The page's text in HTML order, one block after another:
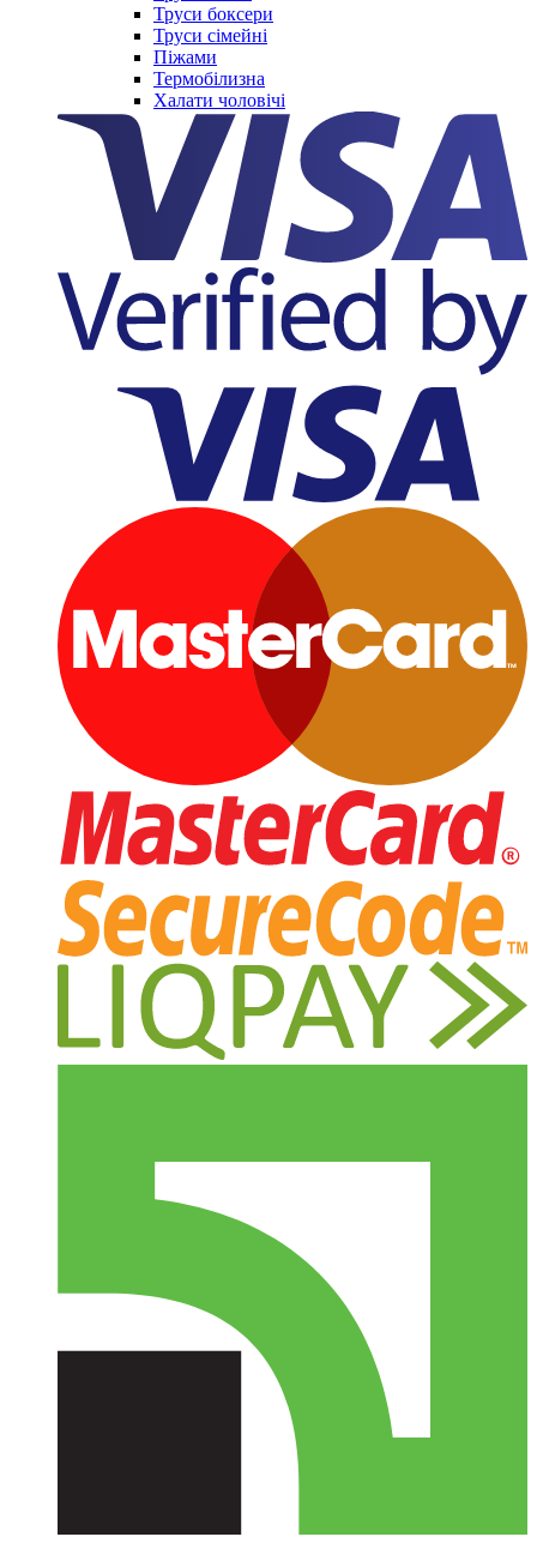
Труси боксери
Труси сімейні
Піжами
Термобілизна
Халати чоловічі